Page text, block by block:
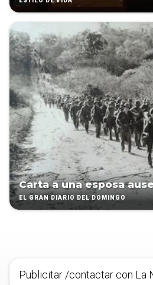
Carta a una esposa
EL GRAN DIARIO DEL DOMINGO
Publicitar /contactar con La